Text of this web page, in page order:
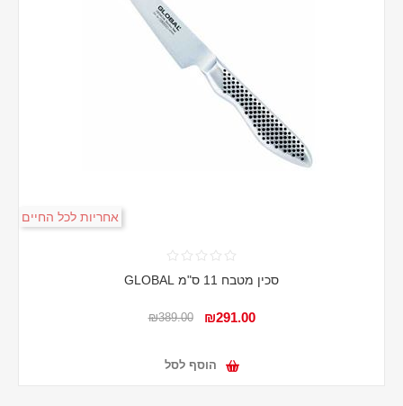
אחריות לכל החיים
סכין מטבח 11 ס"מ GLOBAL
₪291.00
₪389.00
הוסף לסל